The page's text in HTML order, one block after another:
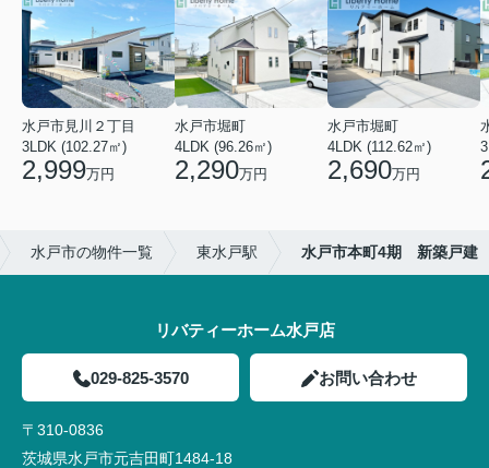
水戸市見川２丁目
3LDK (102.27㎡)
2,999万円
水戸市堀町
4LDK (96.26㎡)
2,290万円
水戸市堀町
4LDK (112.62㎡)
2,690万円
水戸市の物件一覧 東水戸駅 水戸市本町4期 新築戸建
リバティーホーム水戸店
029-825-3570 お問い合わせ
〒310-0836
茨城県水戸市元吉田町1484-18